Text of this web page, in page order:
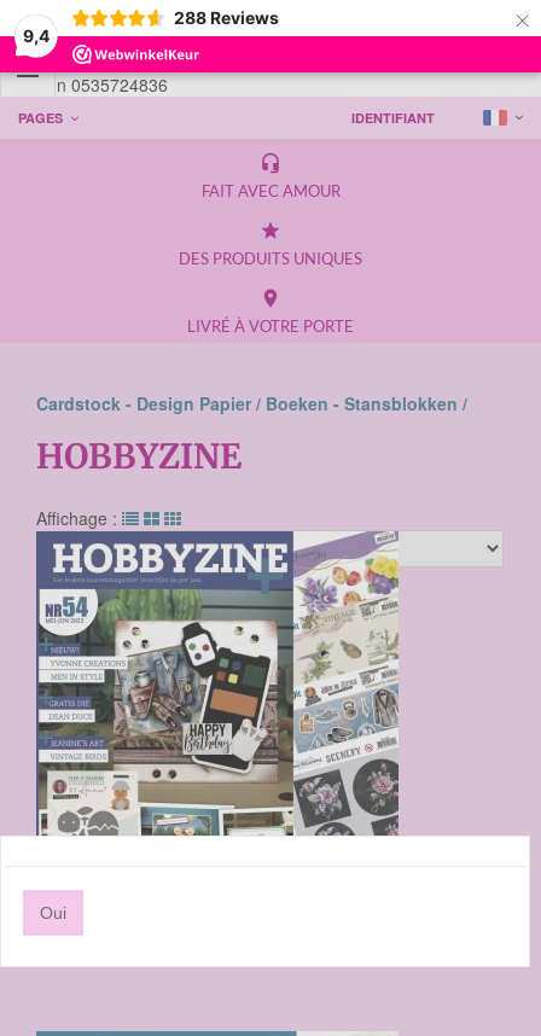
9,4
288 Reviews ×
Telefoon 0535724836
PAGES IDENTIFIANT

headset_mic
FAIT AVEC AMOUR
grade
DES PRODUITS UNIQUES
place
LIVRÉ À VOTRE PORTE
Cardstock - Design Papier / Boeken - Stansblokken /
HOBBYZINE
Affichage :
Trier par :
Oui